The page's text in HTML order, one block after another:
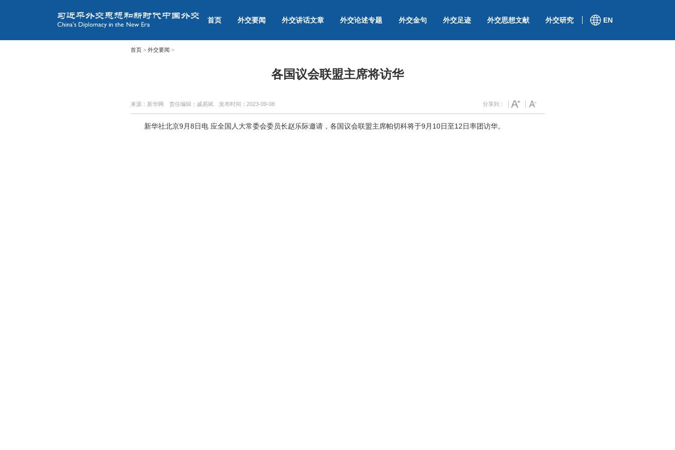
首页 外交要闻 外交讲话文章 外交论述专题 外交金句 外交足迹 外交思想文献 外交研究 EN
首页> 外交要闻 >
各国议会联盟主席将访华
来源：新华网 责任编辑：戚易斌 发布时间： 2023-09-08 分享到：
新华社北京9月8日电 应全国人大常委会委员长赵乐际邀请，各国议会联盟主席帕切科将于9月10日至12日率团访华。